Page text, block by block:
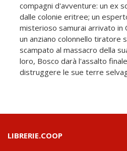
compagni d'avventure: un ex
dalle colonie eritree; un
misterioso samurai arrivato in
un anziano colonnello tiratore
scampato al massacro della
loro, Bosco darà l'assalto
distruggere le sue terre
LIBRERIE.COOP